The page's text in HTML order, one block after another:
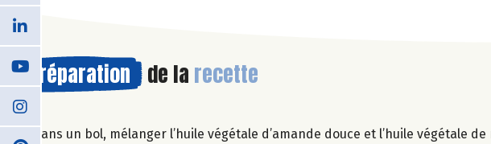
Préparation de la recette
Dans un bol, mélanger l’huile végétale d’amande douce et l’huile végétale de